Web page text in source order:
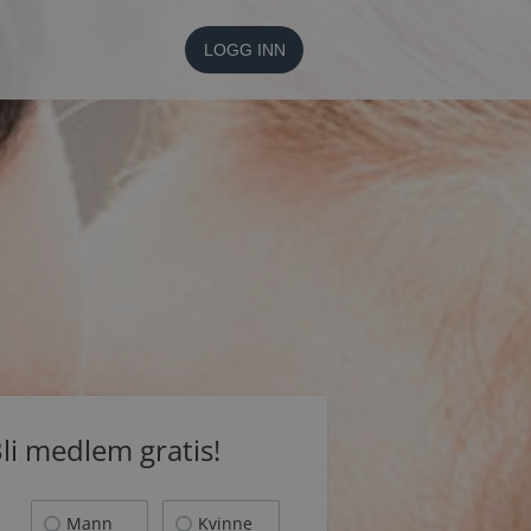
LOGG INN
medlem gratis!
Mann Kvinne